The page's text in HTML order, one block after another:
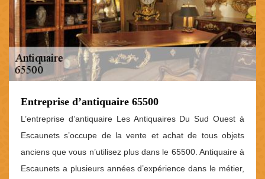
Entreprise d’antiquaire 65500
L’entreprise d’antiquaire Les Antiquaires Du Sud Ouest à
Escaunets s’occupe de la vente et achat de tous objets
anciens que vous n’utilisez plus dans le 65500. Antiquaire à
Escaunets a plusieurs années d’expérience dans le métier,